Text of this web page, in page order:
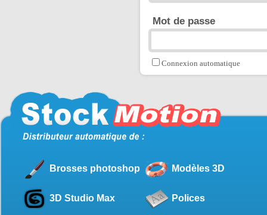
Mot de passe
Connexion automatique
Brosses photoshop Modèles 3D
3D Studio Max Polices